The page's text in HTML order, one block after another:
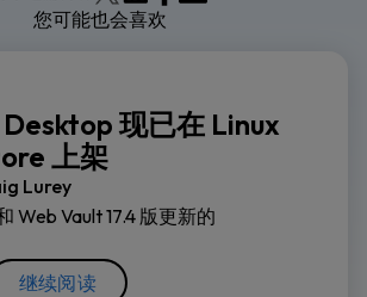
您可能也会喜欢
现已在 Linux
上架
Lurey
Web Vault 17.4 版更新的
继续阅读